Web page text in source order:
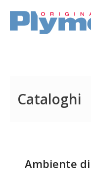
Cataloghi
Ambiente